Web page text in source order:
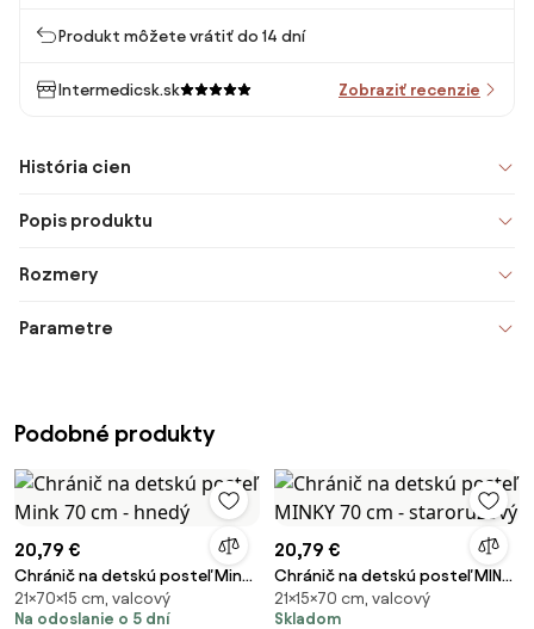
Produkt môžete vrátiť do 14 dní
Intermedicsk.sk Zobraziť recenzie
História cien
Popis produktu
Rozmery
Parametre
Podobné produkty
20,79 €
Chránič na detskú posteľ Mink
70 cm - hnedý
21×70×15 cm, valcový
Na odoslanie o 5 dní
20,79 €
Chránič na detskú posteľ MINKY
70 cm - staroružový
21×15×70 cm, valcový
Skladom